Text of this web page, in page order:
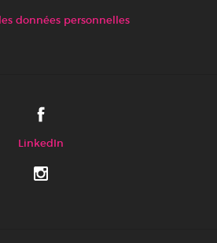
données personnelles
LinkedIn